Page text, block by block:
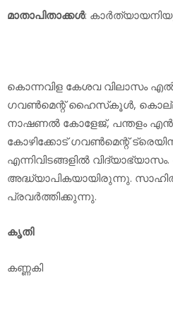
മാതാപിതാക്കള്‍:
കൊന്നവിള കേശവ വിലാസം
ഗവണ്‍മെന്റ് ഹൈസ്‌കൂള്‍, കൊല്ലം
നാഷണല്‍ കോളേജ്, പന്തളം
കോഴിക്കോട് ഗവണ്‍മെന്റ്
എന്നിവിടങ്ങളില്‍
അദ്ധ്യാപികയായിരുന്നു.
പ്രവര്‍ത്തിക്കുന്നു.
കൃതി
കണ്ണകി